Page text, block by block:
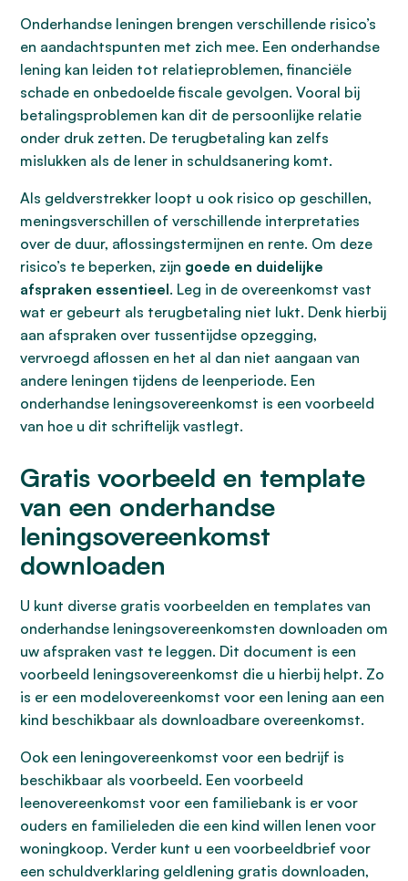
Onderhandse leningen brengen verschillende risico’s
en aandachtspunten met zich mee. Een onderhandse
lening kan leiden tot relatieproblemen, financiële
schade en onbedoelde fiscale gevolgen. Vooral bij
betalingsproblemen kan dit de persoonlijke relatie
onder druk zetten. De terugbetaling kan zelfs
mislukken als de lener in schuldsanering komt.
Als geldverstrekker loopt u ook risico op geschillen,
meningsverschillen of verschillende interpretaties
over de duur, aflossingstermijnen en rente. Om deze
risico’s te beperken, zijn goede en duidelijke
afspraken essentieel. Leg in de overeenkomst vast
wat er gebeurt als terugbetaling niet lukt. Denk hierbij
aan afspraken over tussentijdse opzegging,
vervroegd aflossen en het al dan niet aangaan van
andere leningen tijdens de leenperiode. Een
onderhandse leningsovereenkomst is een voorbeeld
van hoe u dit schriftelijk vastlegt.
Gratis voorbeeld en template
van een onderhandse
leningsovereenkomst
downloaden
U kunt diverse gratis voorbeelden en templates van
onderhandse leningsovereenkomsten downloaden om
uw afspraken vast te leggen. Dit document is een
voorbeeld leningsovereenkomst die u hierbij helpt. Zo
is er een modelovereenkomst voor een lening aan een
kind beschikbaar als downloadbare overeenkomst.
Ook een leningovereenkomst voor een bedrijf is
beschikbaar als voorbeeld. Een voorbeeld
leenovereenkomst voor een familiebank is er voor
ouders en familieleden die een kind willen lenen voor
woningkoop. Verder kunt u een voorbeeldbrief voor
een schuldverklaring geldlening gratis downloaden,